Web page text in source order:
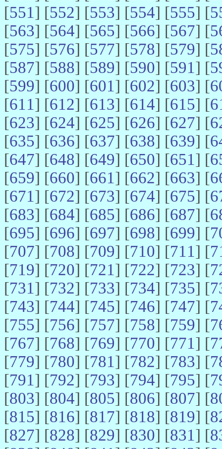
[551] [552] [553] [554] [555] [
[563] [564] [565] [566] [567] [
[575] [576] [577] [578] [579] [
[587] [588] [589] [590] [591] [
[599] [600] [601] [602] [603] [
[611] [612] [613] [614] [615] [
[623] [624] [625] [626] [627] [
[635] [636] [637] [638] [639] [
[647] [648] [649] [650] [651] [
[659] [660] [661] [662] [663] [
[671] [672] [673] [674] [675] [
[683] [684] [685] [686] [687] [
[695] [696] [697] [698] [699] [
[707] [708] [709] [710] [711] [
[719] [720] [721] [722] [723] [
[731] [732] [733] [734] [735] [
[743] [744] [745] [746] [747] [
[755] [756] [757] [758] [759] [
[767] [768] [769] [770] [771] [
[779] [780] [781] [782] [783] [
[791] [792] [793] [794] [795] [
[803] [804] [805] [806] [807] [
[815] [816] [817] [818] [819] [
[827] [828] [829] [830] [831] [